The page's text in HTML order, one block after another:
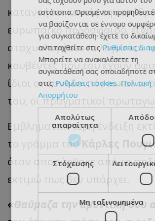
κατανοήσει κανείς την
ευρωπαϊκό ποδόσφαιρο,
σταχυολογήσει τα λόγια και
κουβέντες που του έχουν
ίδιοι οι συνοδοιπόροι και οι
του, οι πραγματικοί
Εμβληματικότερη ένδειξη
το γράμμα τουΚάρλες
όταν αποσύρθηκε από το
εκτιμώ πως δεν υπάρχει.
«Θαύμαζα την αμυντική σου
ιστότοπο. Ορισμένοι
να βασίζονται σε έννομο
για συγκατάθεση· έχετε το
αντιταχθείτε στιςΡυθμίσεις
Μπορείτε να ανακαλέσετε τη
συγκατάθεσή σας οποιαδήποτε
στιςΡυθμίσεις cookies.Πολιτική
Απορρήτου
Απολύτως
απαραίτητα
Στόχευσης
Μη ταξινομημένα